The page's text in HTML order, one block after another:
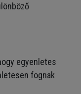
egyenletes
fognak